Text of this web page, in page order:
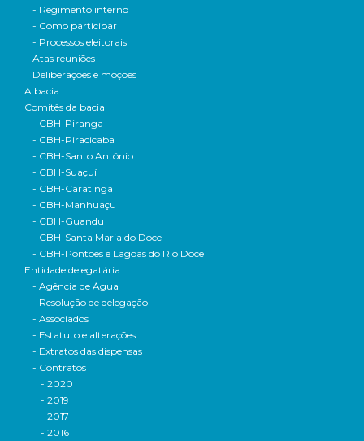
- Regimento interno
- Como participar
- Processos eleitorais
Atas reuniões
Deliberações e moçoes
A bacia
Comitês da bacia
- CBH-Piranga
- CBH-Piracicaba
- CBH-Santo Antônio
- CBH-Suaçuí
- CBH-Caratinga
- CBH-Manhuaçu
- CBH-Guandu
- CBH-Santa Maria do Doce
- CBH-Pontões e Lagoas do Rio Doce
Entidade delegatária
- Agência de Água
- Resolução de delegação
- Associados
- Estatuto e alterações
- Extratos das dispensas
- Contratos
- 2020
- 2019
- 2017
- 2016